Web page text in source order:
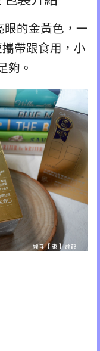
眼的金黃色，一
帶跟食用，小
夠。